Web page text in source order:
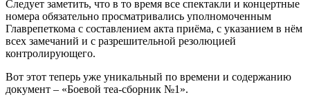
Следует заметить, что в то время все спектакли и концертные
номера обязательно просматривались уполномоченным
Главрепеткома с составлением акта приёма, с указанием в нём
всех замечаний и с разрешительной резолюцией
контролирующего.
Вот этот теперь уже уникальный по времени и содержанию
документ – «Боевой теа-сборник №1».